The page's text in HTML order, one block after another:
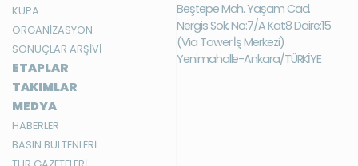
KUPA
ORGANİZASYON
SONUÇLAR ARŞİVİ
ETAPLAR
TAKIMLAR
MEDYA
HABERLER
BASIN BÜLTENLERİ
Beştepe Mah. Yaşam Cad.
Nergis Sok. No:7/A Kat:8 Daire:15
(Via Tower İş Merkezi)
Yenimahalle-Ankara/TÜRKİYE